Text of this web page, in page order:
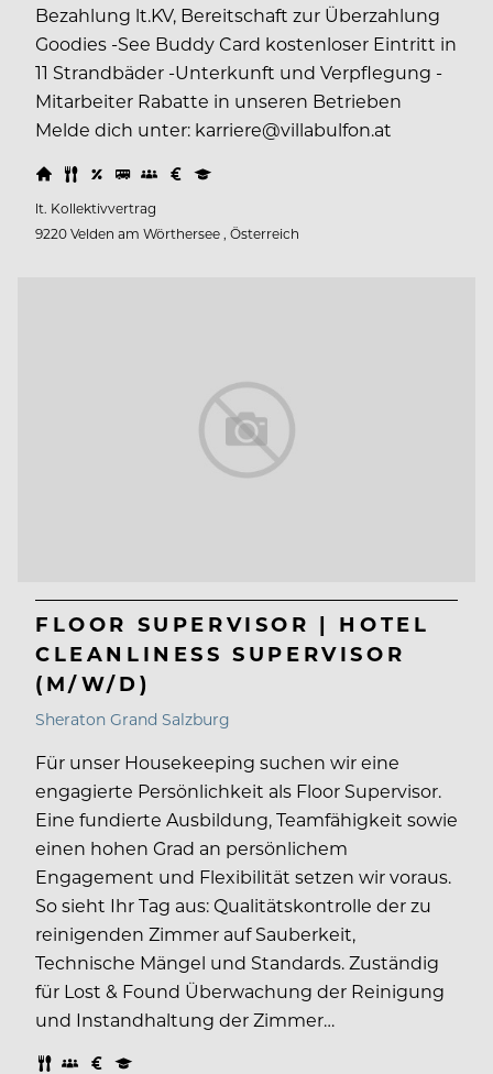
Bezahlung lt.KV, Bereitschaft zur Überzahlung
Goodies -See Buddy Card kostenloser Eintritt in
11 Strandbäder -Unterkunft und Verpflegung -
Mitarbeiter Rabatte in unseren Betrieben
Melde dich unter: karriere@villabulfon.at
lt. Kollektivvertrag
9220 Velden am Wörthersee , Österreich
FLOOR SUPERVISOR | HOTEL
CLEANLINESS SUPERVISOR
(M/W/D)
Sheraton Grand Salzburg
Für unser Housekeeping suchen wir eine
engagierte Persönlichkeit als Floor Supervisor.
Eine fundierte Ausbildung, Teamfähigkeit sowie
einen hohen Grad an persönlichem
Engagement und Flexibilität setzen wir voraus.
So sieht Ihr Tag aus: Qualitätskontrolle der zu
reinigenden Zimmer auf Sauberkeit,
Technische Mängel und Standards. Zuständig
für Lost & Found Überwachung der Reinigung
und Instandhaltung der Zimmer…